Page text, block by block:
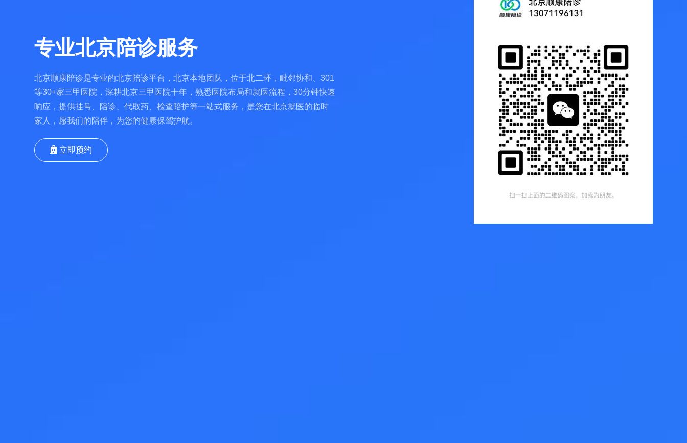
专业北京陪诊服务
北京顺康陪诊是专业的北京陪诊平台，北京本地团队，位于北二环，毗邻协和、301
等30+家三甲医院，深耕北京三甲医院十年，熟悉医院布局和就医流程，30分钟快速
响应，提供挂号、陪诊、代取药、检查陪护等一站式服务，是您在北京就医的临时
家人，愿我们的陪伴，为您的健康保驾护航。
立即预约